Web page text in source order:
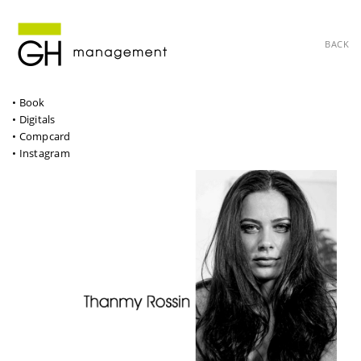
BACK
• Book
• Digitals
• Compcard
• Instagram